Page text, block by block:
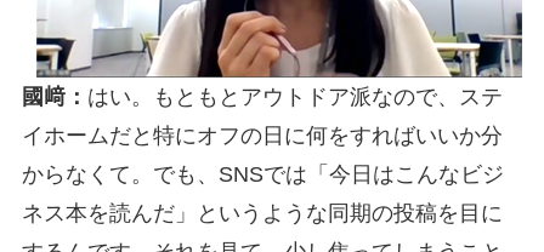
國﨑： はい。もともとアウトドア派なので、ステ
イホームだと特にオフの日に何をすればいいか分
からなくて。でも、SNSでは「今日はこんなビジ
ネス本を読んだ」というような同期の投稿を目に